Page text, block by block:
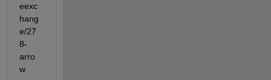
eexc
hang
e/27
8-
arro
w